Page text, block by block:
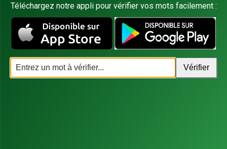
Téléchargez notre appli pour vérifier vos mots facilement :